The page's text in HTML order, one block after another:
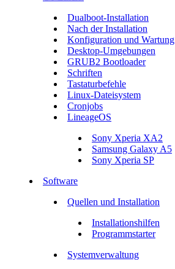
Dualboot-Installation
Nach der Installation
Konfiguration und Wartung
Desktop-Umgebungen
GRUB2 Bootloader
Schriften
Tastaturbefehle
Linux-Dateisystem
Cronjobs
LineageOS
Sony Xperia XA2
Samsung Galaxy A5
Sony Xperia SP
Software
Quellen und Installation
Installationshilfen
Programmstarter
Systemverwaltung